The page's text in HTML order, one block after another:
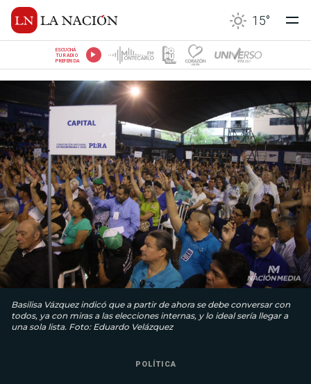
15°
ESCUCHÁ
TU RADIO
PREFERIDA
Basilisa Vázquez indicó que a partir de ahora se debe conversar con
todos, ya con miras a las elecciones internas, y lo ideal sería llegar a
una sola lista. Foto: Eduardo Velázquez
POLÍTICA